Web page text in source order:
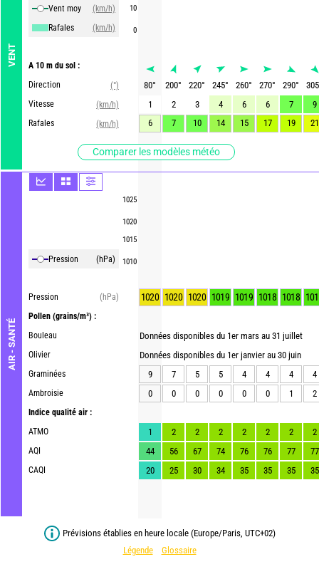
VENT
Vent moy
(km/h)
Rafales
(km/h)
A 10 m du sol :
Direction
(°)
Vitesse
(km/h)
Rafales
(km/h)
Comparer les modèles météo
AIR - SANTÉ
Pression (hPa)
Pression
(hPa)
Pollen (grains/m³) :
Bouleau
Olivier
Graminées
Ambroisie
Indice qualité air :
ATMO
AQI
CAQI
10
0
1025
1020
1015
1010
80° 200° 220° 245° 260° 270° 290°
305
1
2 3 4 6 6 7
9
6
7 10 14 15 17 19 21
1020 1020 1020 1019 1019 1018 1018
Données disponibles du 1er mars au 31 juillet
Données disponibles du 1er janvier au 30 juin
9
7 5 5 4 4 4
4
0
0 0 0 0 0 1 2
1 2 2 2 2 2 2
2
44
56 67 74 76 76 77
77
20
25 30 34 35 35 35 35
Prévisions établies en heure locale (Europe/Paris, UTC+02)
Légende
Glossaire